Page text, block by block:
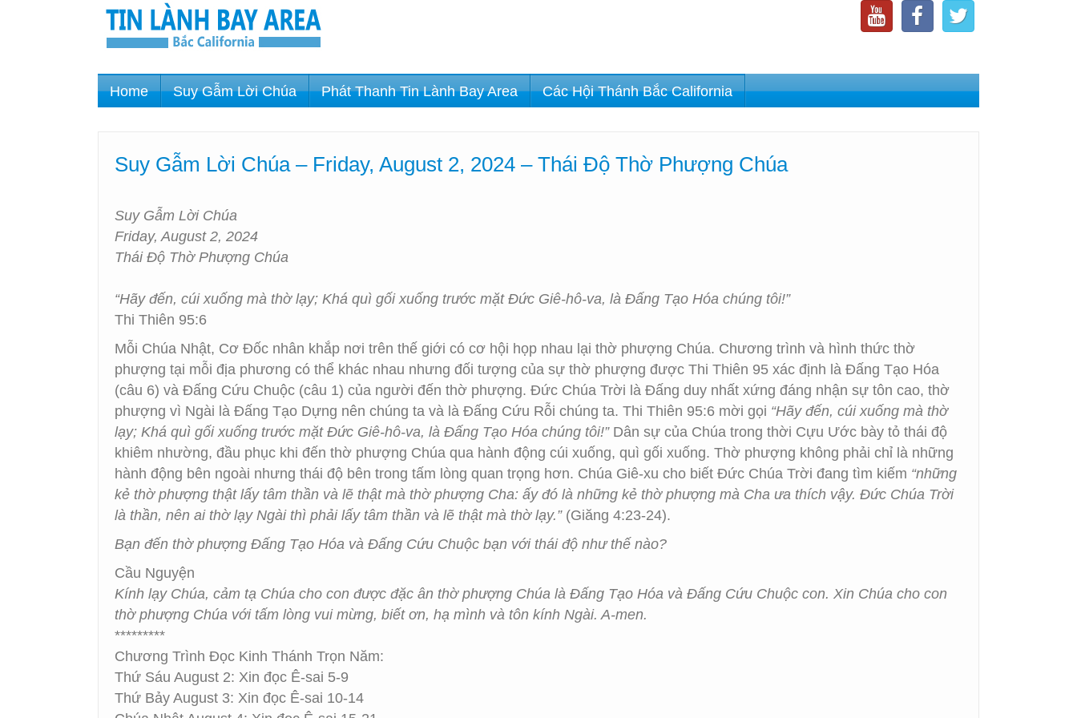
Home Suy Gẫm Lời Chúa Phát Thanh Tin Lành Bay Area Các Hội Thánh Bắc California
Suy Gẫm Lời Chúa – Friday, August 2, 2024 – Thái Độ Thờ Phượng Chúa
Suy Gẫm Lời Chúa
Friday, August 2, 2024
Thái Độ Thờ Phượng Chúa
“Hãy đến, cúi xuống mà thờ lạy; Khá quì gối xuống trước mặt Đức Giê-hô-va, là Đấng Tạo Hóa chúng tôi!”
Thi Thiên 95:6
Mỗi Chúa Nhật, Cơ Đốc nhân khắp nơi trên thế giới có cơ hội họp nhau lại thờ phượng Chúa. Chương trình và hình thức thờ
phượng tại mỗi địa phương có thể khác nhau nhưng đối tượng của sự thờ phượng được Thi Thiên 95 xác định là Đấng Tạo Hóa
(câu 6) và Đấng Cứu Chuộc (câu 1) của người đến thờ phượng. Đức Chúa Trời là Đấng duy nhất xứng đáng nhận sự tôn cao, thờ
phượng vì Ngài là Đấng Tạo Dựng nên chúng ta và là Đấng Cứu Rỗi chúng ta. Thi Thiên 95:6 mời gọi “Hãy đến, cúi xuống mà thờ
lạy; Khá quì gối xuống trước mặt Đức Giê-hô-va, là Đấng Tạo Hóa chúng tôi!” Dân sự của Chúa trong thời Cựu Ước bày tỏ thái độ
khiêm nhường, đầu phục khi đến thờ phượng Chúa qua hành động cúi xuống, quì gối xuống. Thờ phượng không phải chỉ là những
hành động bên ngoài nhưng thái độ bên trong tấm lòng quan trọng hơn. Chúa Giê-xu cho biết Đức Chúa Trời đang tìm kiếm “những
kẻ thờ phượng thật lấy tâm thần và lẽ thật mà thờ phượng Cha: ấy đó là những kẻ thờ phượng mà Cha ưa thích vậy. Đức Chúa Trời
là thần, nên ai thờ lạy Ngài thì phải lấy tâm thần và lẽ thật mà thờ lạy.”(Giăng 4:23-24).
Bạn đến thờ phượng Đấng Tạo Hóa và Đấng Cứu Chuộc bạn với thái độ như thế nào?
Cầu Nguyện
Kính lạy Chúa, cảm tạ Chúa cho con được đặc ân thờ phượng Chúa là Đấng Tạo Hóa và Đấng Cứu Chuộc con. Xin Chúa cho con
thờ phượng Chúa với tấm lòng vui mừng, biết ơn, hạ mình và tôn kính Ngài. A-men.
*********
Chương Trình Đọc Kinh Thánh Trọn Năm:
Thứ Sáu August 2: Xin đọc Ê-sai 5-9
Thứ Bảy August 3: Xin đọc Ê-sai 10-14